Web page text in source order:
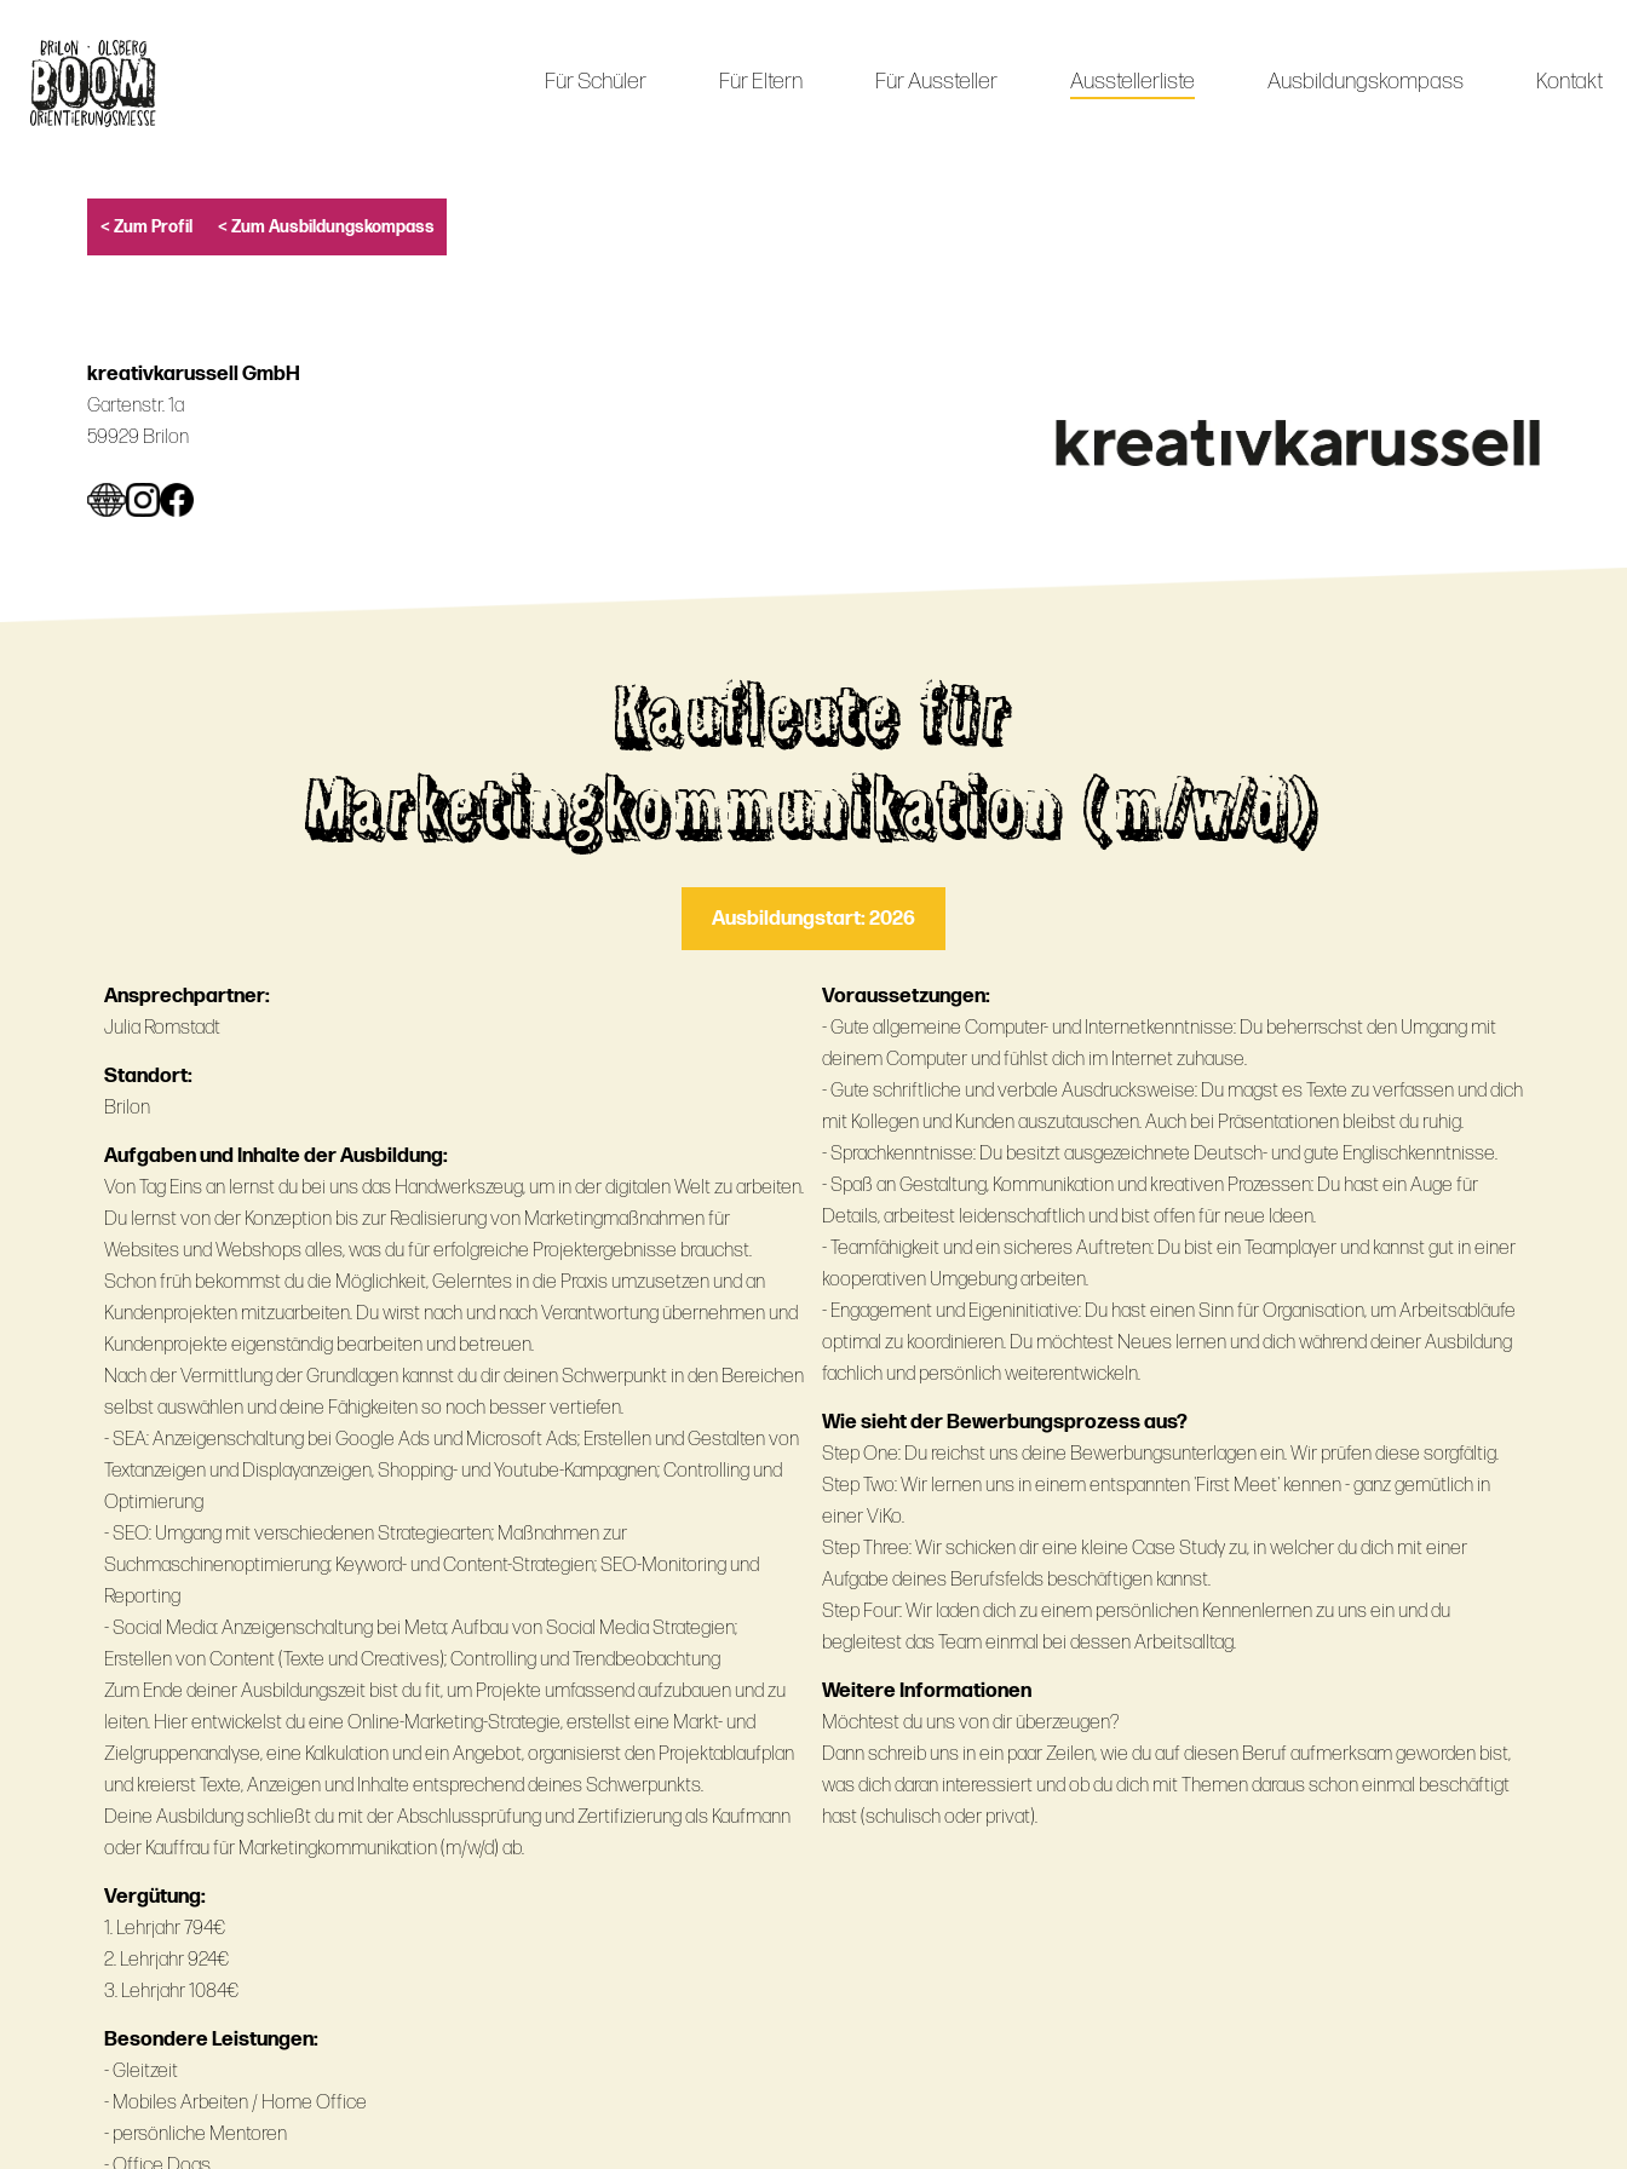
content
Für Schüler Für Eltern Für Aussteller Ausstellerliste Ausbildungskompass Kontakt
< Zum Profil < Zum Ausbildungskompass
kreativkarussell GmbH
Gartenstr. 1a
59929 Brilon
Kaufleute für
Marketingkommunikation (m/w/d)
Ausbildungstart: 2026
Ansprechpartner:
Julia Romstadt
Standort:
Brilon
Aufgaben und Inhalte der Ausbildung:
Von Tag Eins an lernst du bei uns das Handwerkszeug, um in der digitalen Welt zu arbeiten.
Du lernst von der Konzeption bis zur Realisierung von Marketingmaßnahmen für
Websites und Webshops alles, was du für erfolgreiche Projektergebnisse brauchst.
Schon früh bekommst du die Möglichkeit, Gelerntes in die Praxis umzusetzen und an
Kundenprojekten mitzuarbeiten. Du wirst nach und nach Verantwortung übernehmen und
Kundenprojekte eigenständig bearbeiten und betreuen.
Nach der Vermittlung der Grundlagen kannst du dir deinen Schwerpunkt in den Bereichen
selbst auswählen und deine Fähigkeiten so noch besser vertiefen.
- SEA: Anzeigenschaltung bei Google Ads und Microsoft Ads; Erstellen und Gestalten von
Textanzeigen und Displayanzeigen, Shopping- und Youtube-Kampagnen; Controlling und
Optimierung
- SEO: Umgang mit verschiedenen Strategiearten; Maßnahmen zur
Suchmaschinenoptimierung; Keyword- und Content-Strategien; SEO-Monitoring und
Reporting
- Social Media: Anzeigenschaltung bei Meta; Aufbau von Social Media Strategien;
Erstellen von Content (Texte und Creatives); Controlling und Trendbeobachtung
Zum Ende deiner Ausbildungszeit bist du fit, um Projekte umfassend aufzubauen und zu
leiten. Hier entwickelst du eine Online-Marketing-Strategie, erstellst eine Markt- und
Zielgruppenanalyse, eine Kalkulation und ein Angebot, organisierst den Projektablaufplan
und kreierst Texte, Anzeigen und Inhalte entsprechend deines Schwerpunkts.
Deine Ausbildung schließt du mit der Abschlussprüfung und Zertifizierung als Kaufmann
oder Kauffrau für Marketingkommunikation (m/w/d) ab.
Vergütung:
1. Lehrjahr 794€
2. Lehrjahr 924€
3. Lehrjahr 1084€
Besondere Leistungen:
- Gleitzeit
- Mobiles Arbeiten / Home Office
- persönliche Mentoren
Voraussetzungen:
- Gute allgemeine Computer- und Internetkenntnisse: Du beherrschst den Umgang mit
deinem Computer und fühlst dich im Internet zuhause.
- Gute schriftliche und verbale Ausdrucksweise: Du magst es Texte zu verfassen und dich
mit Kollegen und Kunden auszutauschen. Auch bei Präsentationen bleibst du ruhig.
- Sprachkenntnisse: Du besitzt ausgezeichnete Deutsch- und gute Englischkenntnisse.
- Spaß an Gestaltung, Kommunikation und kreativen Prozessen: Du hast ein Auge für
Details, arbeitest leidenschaftlich und bist offen für neue Ideen.
- Teamfähigkeit und ein sicheres Auftreten: Du bist ein Teamplayer und kannst gut in einer
kooperativen Umgebung arbeiten.
- Engagement und Eigeninitiative: Du hast einen Sinn für Organisation, um Arbeitsabläufe
optimal zu koordinieren. Du möchtest Neues lernen und dich während deiner Ausbildung
fachlich und persönlich weiterentwickeln.
Wie sieht der Bewerbungsprozess aus?
Step One: Du reichst uns deine Bewerbungsunterlagen ein. Wir prüfen diese sorgfältig.
Step Two: Wir lernen uns in einem entspannten 'First Meet' kennen - ganz gemütlich in
einer ViKo.
Step Three: Wir schicken dir eine kleine Case Study zu, in welcher du dich mit einer
Aufgabe deines Berufsfelds beschäftigen kannst.
Step Four: Wir laden dich zu einem persönlichen Kennenlernen zu uns ein und du
begleitest das Team einmal bei dessen Arbeitsalltag.
Weitere Informationen
Möchtest du uns von dir überzeugen?
Dann schreib uns in ein paar Zeilen, wie du auf diesen Beruf aufmerksam geworden bist,
was dich daran interessiert und ob du dich mit Themen daraus schon einmal beschäftigt
hast (schulisch oder privat).